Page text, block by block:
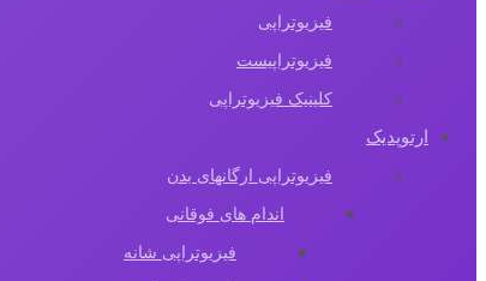
فیزیوتراپی
فیزیوتراپیست
کلینیک فیزیوتراپی
ارتوپدیک
فیزیوتراپی ارگانهای بدن
اندام های فوقانی
فیزیوتراپی شانه